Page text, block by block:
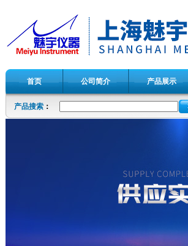
首页 公司简介 产品展示
产品搜索 ：